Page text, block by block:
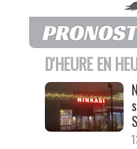
D'HEURE EN